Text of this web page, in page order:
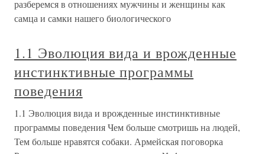
разберемся в отношениях мужчины и женщины как
самца и самки нашего биологического
1.1 Эволюция вида и врожденные
инстинктивные программы
поведения
1.1 Эволюция вида и врожденные инстинктивные
программы поведения Чем больше смотришь на людей,
Тем больше нравятся собаки. Армейская поговорка